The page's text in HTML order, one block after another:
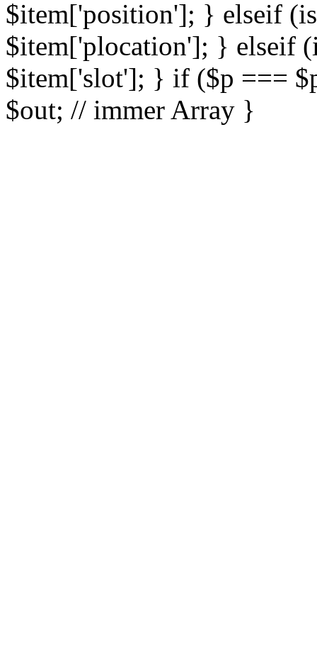
$item['position']; } elseif
$item['plocation']; } elseif
$item['slot']; } if ($p ===
$out; // immer Array }